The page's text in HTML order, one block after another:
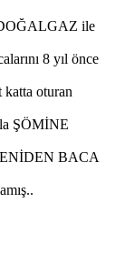
DOĞALGAZ ile
8 yıl önce
katta oturan
ŞÖMİNE
BACA